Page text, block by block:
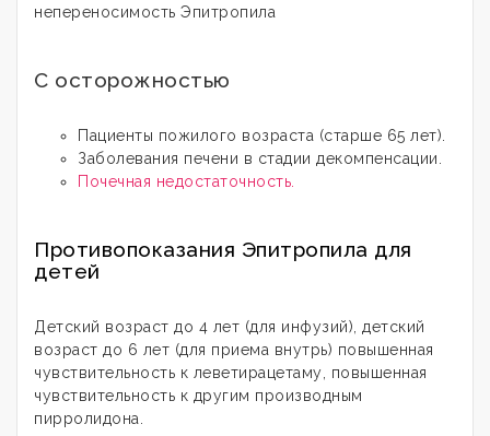
непереносимость Эпитропила
С осторожностью
Пациенты пожилого возраста (старше 65 лет).
Заболевания печени в стадии декомпенсации.
Почечная недостаточность.
Противопоказания Эпитропила для
детей
Детский возраст до 4 лет (для инфузий), детский
возраст до 6 лет (для приема внутрь) повышенная
чувствительность к леветирацетаму, повышенная
чувствительность к другим производным
пирролидона.